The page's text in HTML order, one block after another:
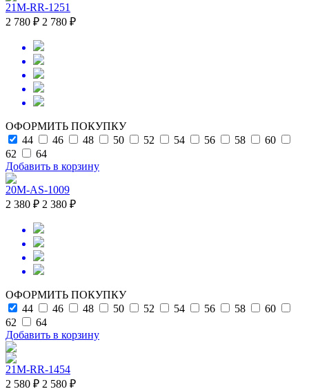
21M-RR-1251
2 780 ₽ 2 780 ₽
ОФОРМИТЬ ПОКУПКУ
44
46 48 50 52 54 56 58
60
62
64
Добавить в корзину
20M-AS-1009
2 380 ₽ 2 380 ₽
ОФОРМИТЬ ПОКУПКУ
44
46 48 50 52 54 56 58
60
62
64
Добавить в корзину
21M-RR-1454
2 580 ₽ 2 580 ₽